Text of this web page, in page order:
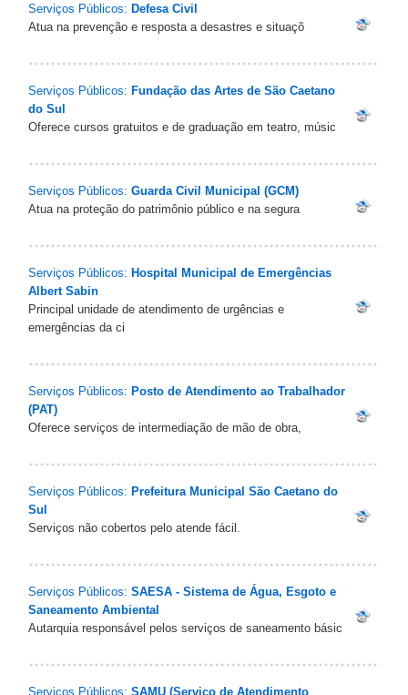
Serviços Públicos: Defesa Civil
Atua na prevenção e resposta a desastres e situaçõ
Serviços Públicos: Fundação das Artes de São Caetano
do Sul
Oferece cursos gratuitos e de graduação em teatro, músic
Serviços Públicos: Guarda Civil Municipal (GCM)
Atua na proteção do patrimônio público e na segura
Serviços Públicos: Hospital Municipal de Emergências
Albert Sabin
Principal unidade de atendimento de urgências e
emergências da ci
Serviços Públicos: Posto de Atendimento ao Trabalhador
(PAT)
Oferece serviços de intermediação de mão de obra,
Serviços Públicos: Prefeitura Municipal São Caetano do
Sul
Serviços não cobertos pelo atende fácil.
Serviços Públicos: SAESA - Sistema de Água, Esgoto e
Saneamento Ambiental
Autarquia responsável pelos serviços de saneamento básic
Serviços Públicos: SAMU (Serviço de Atendimento